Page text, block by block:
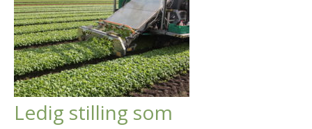
Ledig stilling som